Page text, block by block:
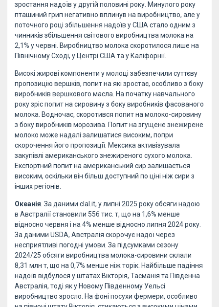
зростання надоїв у другій половині року. Минулого року
пташиний грип негативно вплинув на виробництво, але у
поточного році збільшення надоїв у США стало одним з
чинників збільшення світового виробництва молока на
2,1% у червні. Виробництво молока скоротилося лише на
Північному Сході, у Центрі США та у Каліфорнії.
Високі жирові компоненти у молоці забезпечили суттєву
пропозицію вершків, попит на які зростає, особливо з боку
виробників вершкового масла. На початку навчального
року зріс попит на сировину з боку виробників фасованого
молока. Водночас, скоротився попит на молоко-сировину
з боку виробників морозива. Попит на згущене знежирене
молоко може надалі залишатися високим, попри
скорочення його пропозиції. Мексика активізувала
закупівлі американського знежиреного сухого молока.
Експортний попит на американський сир залишається
високим, оскільки він більш доступний по ціні ніж сири з
інших регіонів.
Океанія . За даними clal.it, у липні 2025 року обсяги надою
в Австралії становили 556 тис. т, що на 1,6% менше
відносно червня і на 4% менше відносно липня 2024 року.
За даними USDA, Австралія скорочує надої через
несприятливі погодні умови. За підсумками сезону
2024/25 обсяги виробництва молока-сировини склали
8,31 млн т, що на 0,7% менше ніж торік. Найбільше падіння
надоїв відбулося у штатах Вікторія, Тасманія та Південна
Австралія, тоді як у Новому Південному Уельсі
виробництво зросло. На фоні посухи фермери, особливо